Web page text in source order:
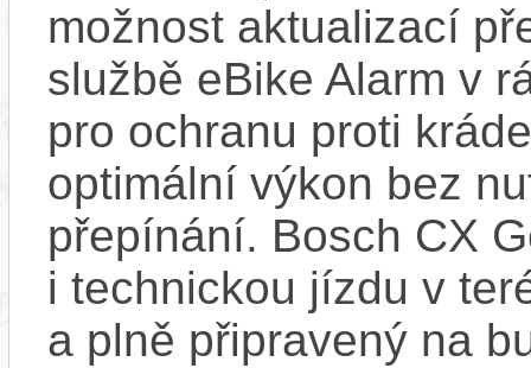
možnost aktualizací
službě eBike Alarm v
pro ochranu proti
optimální výkon bez
přepínání. Bosch CX
i technickou jízdu v
a plně připravený na